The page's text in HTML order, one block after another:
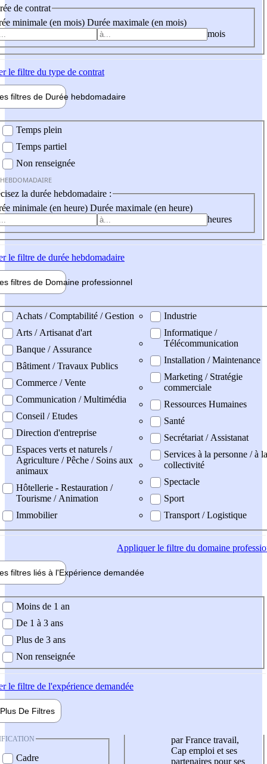
de contrat
minimale (en mois) Durée maximale (en mois)
mois
le filtre du type de contrat
filtres de Durée hebdomadaire
Temps plein
Temps partiel
Non renseignée
la durée hebdomadaire :
minimale (en heure) Durée maximale (en heure)
heures
le filtre de durée hebdomadaire
filtres de Domaine professionnel
professionel
Achats / Comptabilité / Gestion
Arts / Artisanat d'art
Banque / Assurance
Bâtiment / Travaux Publics
Commerce / Vente
Communication / Multimédia
Conseil / Etudes
Direction d'entreprise
Espaces verts et naturels /
Agriculture / Pêche / Soins aux
animaux
Hôtellerie - Restauration /
Tourisme / Animation
Immobilier
Industrie
Informatique /
Télécommunication
Installation / Maintenance
Marketing / Stratégie
commerciale
Ressources Humaines
Santé
Secrétariat / Assistanat
Services à la personne / à la
collectivité
Spectacle
Sport
Transport / Logistique
Appliquerle filtre du domaine
filtres liés à l'Expérience demandée
demandée
Moins de 1 an
De 1 à 3 ans
Plus de 3 ans
Non renseignée
le filtre de l'expérience demandée
Plus De Filtres
Cadre
par France travail,
Cap emploi et ses
partenaires pour ses